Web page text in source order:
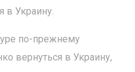
в Украину.
по-прежнему
вернуться в Украину,